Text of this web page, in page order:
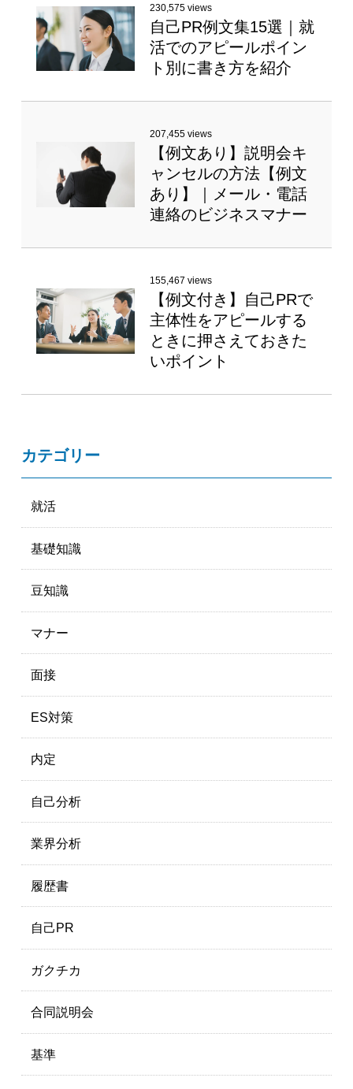
230,575 views
自己PR例文集15選｜就
活でのアピールポイン
ト別に書き方を紹介
207,455 views
【例文あり】説明会キ
ャンセルの方法【例文
あり】｜メール・電話
連絡のビジネスマナー
155,467 views
【例文付き】自己PRで
主体性をアピールする
ときに押さえておきた
いポイント
カテゴリー
就活
基礎知識
豆知識
マナー
面接
ES対策
内定
自己分析
業界分析
履歴書
自己PR
ガクチカ
合同説明会
基準